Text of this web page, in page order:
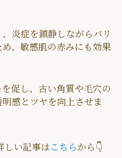
炎症を鎮静しながらバリ
、敏感肌の赤みにも効果
促し、古い角質や毛穴の
感とツヤを向上させま
しい記事はこちらから👇